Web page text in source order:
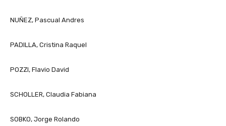
NUÑEZ, Pascual Andres
PADILLA, Cristina Raquel
POZZI, Flavio David
SCHOLLER, Claudia Fabiana
SOBKO, Jorge Rolando